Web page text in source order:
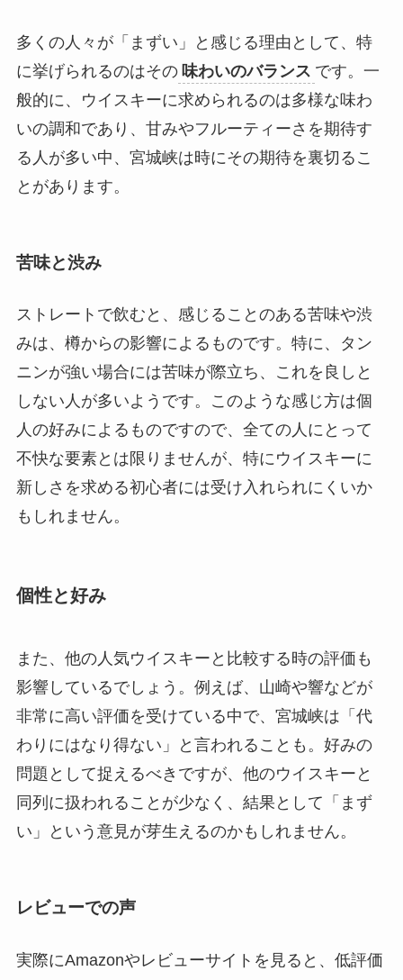
多くの人々が「まずい」と感じる理由として、特
に挙げられるのはその 味わいのバランス です。一
般的に、ウイスキーに求められるのは多様な味わ
いの調和であり、甘みやフルーティーさを期待す
る人が多い中、宮城峡は時にその期待を裏切るこ
とがあります。
苦味と渋み
ストレートで飲むと、感じることのある苦味や渋
みは、樽からの影響によるものです。特に、タン
ニンが強い場合には苦味が際立ち、これを良しと
しない人が多いようです。このような感じ方は個
人の好みによるものですので、全ての人にとって
不快な要素とは限りませんが、特にウイスキーに
新しさを求める初心者には受け入れられにくいか
もしれません。
個性と好み
また、他の人気ウイスキーと比較する時の評価も
影響しているでしょう。例えば、山崎や響などが
非常に高い評価を受けている中で、宮城峡は「代
わりにはなり得ない」と言われることも。好みの
問題として捉えるべきですが、他のウイスキーと
同列に扱われることが少なく、結果として「まず
い」という意見が芽生えるのかもしれません。
レビューでの声
実際にAmazonやレビューサイトを見ると、低評価